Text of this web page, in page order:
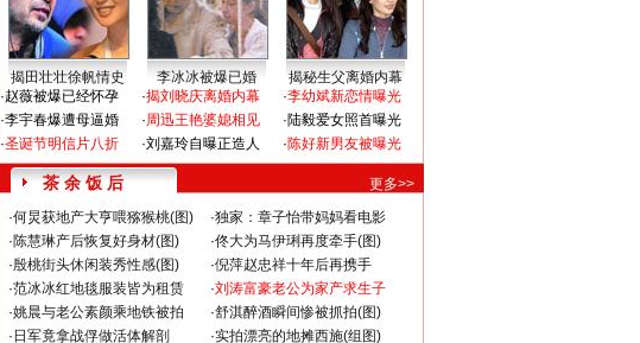
揭田壮壮徐帆情史 李冰冰被爆已婚
揭秘生父离婚内幕
·赵薇被爆已经怀孕
·李宇春爆遭母逼婚
·圣诞节明信片八折
·揭刘晓庆离婚内幕
·周迅王艳婆媳相见
·刘嘉玲自曝正造人
·李幼斌新恋情曝光
·陆毅爱女照首曝光
·陈好新男友被曝光
茶 余 饭 后
更多>>
·何炅获地产大亨喂猕猴桃(图) ·独家：章子怡带妈妈看电影
·陈慧琳产后恢复好身材(图) ·佟大为马伊琍再度牵手(图)
·殷桃街头休闲装秀性感(图) ·倪萍赵忠祥十年后再携手
·范冰冰红地毯服装皆为租赁 ·刘涛富豪老公为家产求生子
·姚晨与老公素颜乘地铁被拍 ·舒淇醉酒瞬间惨被抓拍(图)
· 日军竟拿战俘做活体解剖 ·实拍漂亮的地摊西施(组图)